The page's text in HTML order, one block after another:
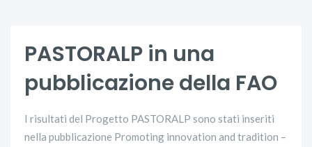
PASTORALP in una
pubblicazione della FAO
I risultati del Progetto PASTORALP sono stati inseriti
nella pubblicazione Promoting innovation and tradition –